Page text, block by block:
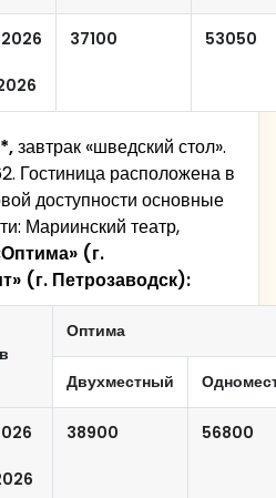
37100 53050
завтрак «шведский стол».
Гостиница расположена в
доступности основные
Мариинский театр,
(г.
(г. Петрозаводск):
Оптима
Двухместный
38900 56800